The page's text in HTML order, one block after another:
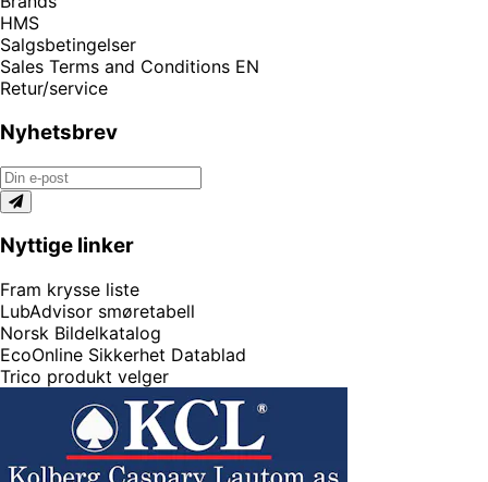
HMS
Salgsbetingelser
Sales Terms and Conditions EN
Retur/service
Nyhetsbrev
Nyttige linker
Fram krysse liste
LubAdvisor smøretabell
Norsk Bildelkatalog
EcoOnline Sikkerhet Datablad
Trico produkt velger